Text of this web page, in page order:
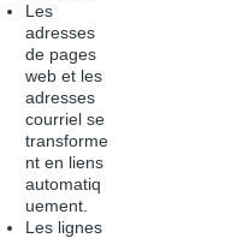
Les
adresses
de pages
web et les
adresses
courriel se
transforme
nt en liens
automatiq
uement.
Les lignes